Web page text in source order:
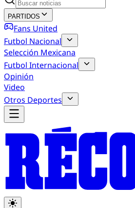
PARTIDOS
Fans United
Futbol Nacional
Selección Mexicana
Futbol Internacional
Opinión
Video
Otros Deportes